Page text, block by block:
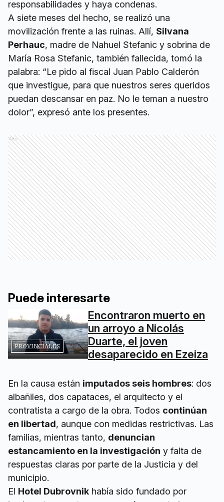
responsabilidades y haya condenas.
A siete meses del hecho, se realizó una
movilización frente a las ruinas. Allí, Silvana
Perhauc, madre de Nahuel Stefanic y sobrina de
María Rosa Stefanic, también fallecida, tomó la
palabra: “Le pido al fiscal Juan Pablo Calderón
que investigue, para que nuestros seres queridos
puedan descansar en paz. No le teman a nuestro
dolor”, expresó ante los presentes.
Ads
Puede interesarte
PROVINCIALES
Encontraron muerto en
un arroyo a Nicolás
Duarte, el joven
desaparecido en Ezeiza
En la causa están imputados seis hombres: dos
albañiles, dos capataces, el arquitecto y el
contratista a cargo de la obra. Todos continúan
en libertad, aunque con medidas restrictivas. Las
familias, mientras tanto, denuncian
estancamiento en la investigación y falta de
respuestas claras por parte de la Justicia y del
municipio.
El Hotel Dubrovnik había sido fundado por